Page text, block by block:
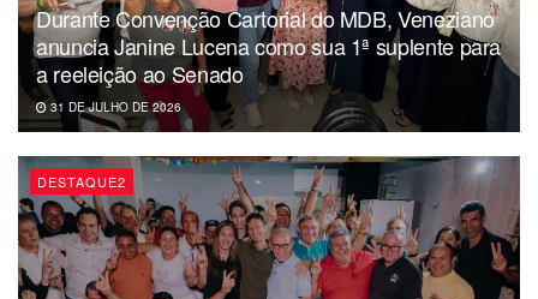
Durante Convenção Cartorial do MDB, Veneziano
anuncia Janine Lucena como sua 1ª suplente para
a reeleição ao Senado
31 DE JULHO DE 2026
DESTAQUE2